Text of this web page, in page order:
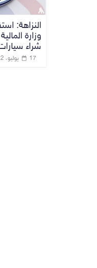
النزاهة:
وزارة
شراء
17 يوليو، 2022